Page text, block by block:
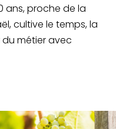
ans, proche de la
cultive le temps, la
métier avec